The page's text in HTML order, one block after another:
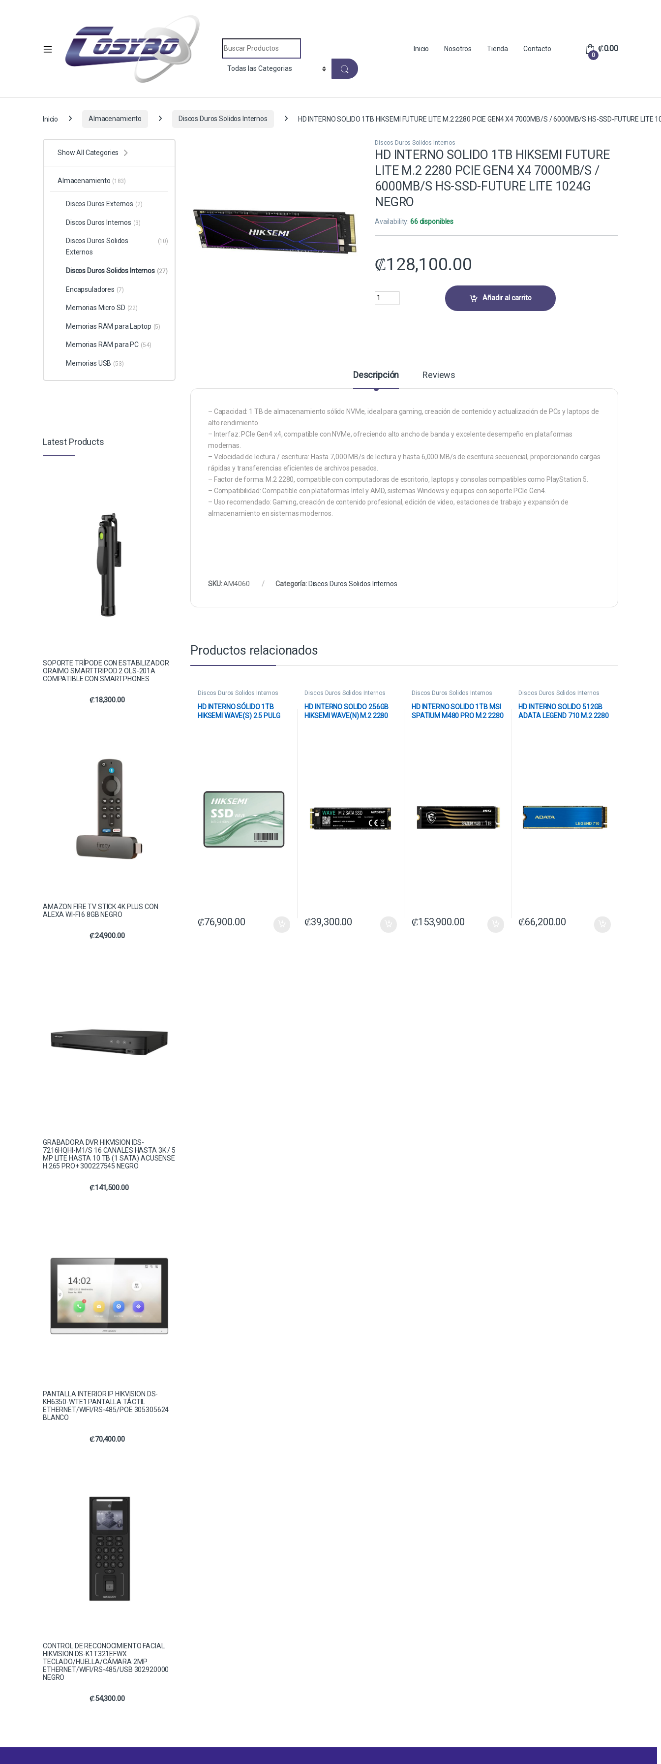
Inicio Nosotros Tienda Contacto
0
₡0.00
Inicio Almacenamiento Discos Duros Solidos Internos HD INTERNO SOLIDO 1TB HIKSEMI FUTURE LITE M.2 2280 PCIE GEN4 X4 7000MB/S / 6000MB/S HS-SSD-FUTURE LITE
Discos Duros Solidos Internos
HD INTERNO SOLIDO 1TB HIKSEMI FUTURE
LITE M.2 2280 PCIE GEN4 X4 7000MB/S /
6000MB/S HS-SSD-FUTURE LITE 1024G
NEGRO
Availability:66 disponibles
₡128,100.00
HD INTERNO SOLIDO 1TB HIKSEMI FUTURE LITE M.2 2280 PCIE GEN4 X4 7000MB/S /
Añadir al carrito
Descripción Reviews
– Capacidad: 1 TB de almacenamiento sólido NVMe, ideal para gaming, creación de contenido y actualización de PCs y laptops de
alto rendimiento.
– Interfaz: PCIe Gen4 x4, compatible con NVMe, ofreciendo alto ancho de banda y excelente desempeño en plataformas
modernas.
– Velocidad de lectura / escritura: Hasta 7,000 MB/s de lectura y hasta 6,000 MB/s de escritura secuencial, proporcionando cargas
rápidas y transferencias eficientes de archivos pesados.
– Factor de forma: M.2 2280, compatible con computadoras de escritorio, laptops y consolas compatibles como PlayStation 5.
– Compatibilidad: Compatible con plataformas Intel y AMD, sistemas Windows y equipos con soporte PCIe Gen4.
– Uso recomendado: Gaming, creación de contenido profesional, edición de video, estaciones de trabajo y expansión de
almacenamiento en sistemas modernos.
SKU:AM4060 Categoría: Discos Duros Solidos Internos
Productos relacionados
Discos Duros Solidos Internos
HD INTERNO SÓLIDO 1TB
HIKSEMI WAVE(S) 2.5 PULG
₡76,900.00
Discos Duros Solidos Internos
HD INTERNO SOLIDO 256GB
HIKSEMI WAVE(N) M.2 2280
₡39,300.00
Discos Duros Solidos Internos
HD INTERNO SOLIDO 1TB MSI
SPATIUM M480 PRO M.2 2280
₡153,900.00
Discos Duros Solidos Internos
HD INTERNO SOLIDO 512GB
ADATA LEGEND 710 M.2 2280
₡66,200.00
Show All Categories
Almacenamiento (183)
Discos Duros Externos (2)
Discos Duros Internos (3)
Discos Duros Solidos
Externos
(10)
Discos Duros Solidos Internos (27)
Encapsuladores (7)
Memorias Micro SD (22)
Memorias RAM para Laptop (5)
Memorias RAM para PC (54)
Memorias USB (53)
Latest Products
SOPORTE TRÍPODE CON ESTABILIZADOR
ORAIMO SMARTTRIPOD 2 OLS-201A
COMPATIBLE CON SMARTPHONES
₡18,300.00
AMAZON FIRE TV STICK 4K PLUS CON
ALEXA WI-FI 6 8GB NEGRO
₡24,900.00
GRABADORA DVR HIKVISION IDS-
7216HQHI-M1/S 16 CANALES HASTA 3K / 5
MP LITE HASTA 10 TB (1 SATA) ACUSENSE
H.265 PRO+ 300227545 NEGRO
₡141,500.00
PANTALLA INTERIOR IP HIKVISION DS-
KH6350-WTE1 PANTALLA TÁCTIL
ETHERNET/WIFI/RS-485/POE 305305624
BLANCO
₡70,400.00
CONTROL DE RECONOCIMIENTO FACIAL
HIKVISION DS-K1T321EFWX
TECLADO/HUELLA/CÁMARA 2MP
ETHERNET/WIFI/RS-485/USB 302920000
NEGRO
₡54,300.00